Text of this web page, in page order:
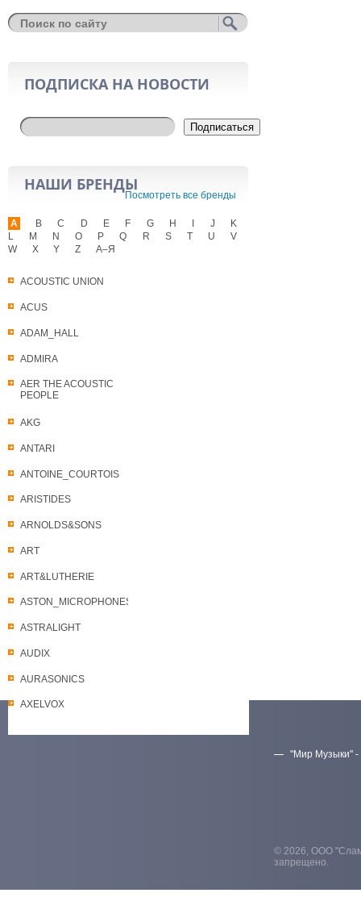
ПОДПИСКА НА НОВОСТИ
Подписаться
НАШИ БРЕНДЫ
Посмотреть все бренды
A
ACOUSTIC UNION
ACUS
ADAM_HALL
ADMIRA
AER THE ACOUSTIC
PEOPLE
AKG
ANTARI
ANTOINE_COURTOIS
ARISTIDES
ARNOLDS&SONS
ART
ART&LUTHERIE
ASTON_MICROPHONES
ASTRALIGHT
AUDIX
AURASONICS
AXELVOX
B C D E F G H J
K
L
M N O P Q R S T U
V
W
X Y Z А–Я
"Мир Музыки" -
© 2026, ООО
запрещено.